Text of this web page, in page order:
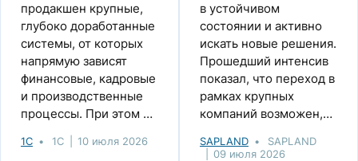
продакшен крупные,
глубоко доработанные
системы, от которых
напрямую зависят
финансовые, кадровые
и производственные
процессы. При этом во
многих организациях
1С по-прежнему
1С 1С 10 июля 2026
в устойчивом
состоянии и активно
искать новые решения.
Прошедший интенсив
показал, что переход в
рамках крупных
компаний возможен,
консолидировать этот
SAPLAND
SAPLAND
09 июля 2026